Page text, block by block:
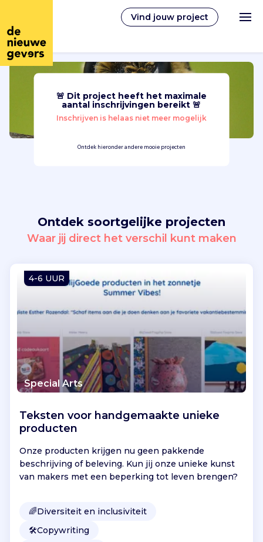
Vind jouw project
Nederlands
Vind jouw project
Inloggen
🚨 Dit project heeft het maximale
aantal inschrijvingen bereikt 🚨
Inschrijven is helaas niet meer mogelijk
Ontdek hieronder andere mooie projecten
Ontdek soortgelijke projecten
Waar jij direct het verschil kunt maken
4-6 UUR
Special Arts
Teksten voor handgemaakte unieke
producten
Onze producten krijgen nu geen pakkende
beschrijving of beleving. Kun jij onze unieke kunst
van makers met een beperking tot leven brengen?
🌈Diversiteit en inclusiviteit
🛠️Copywriting